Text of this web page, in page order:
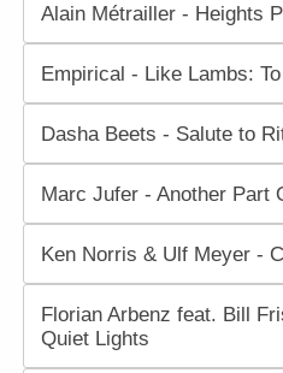
Alain Métrailler - Heights
Empirical - Like Lambs:
Dasha Beets - Salute to
Marc Jufer - Another Part
Ken Norris & Ulf Meyer -
Florian Arbenz feat. Bill
Quiet Lights